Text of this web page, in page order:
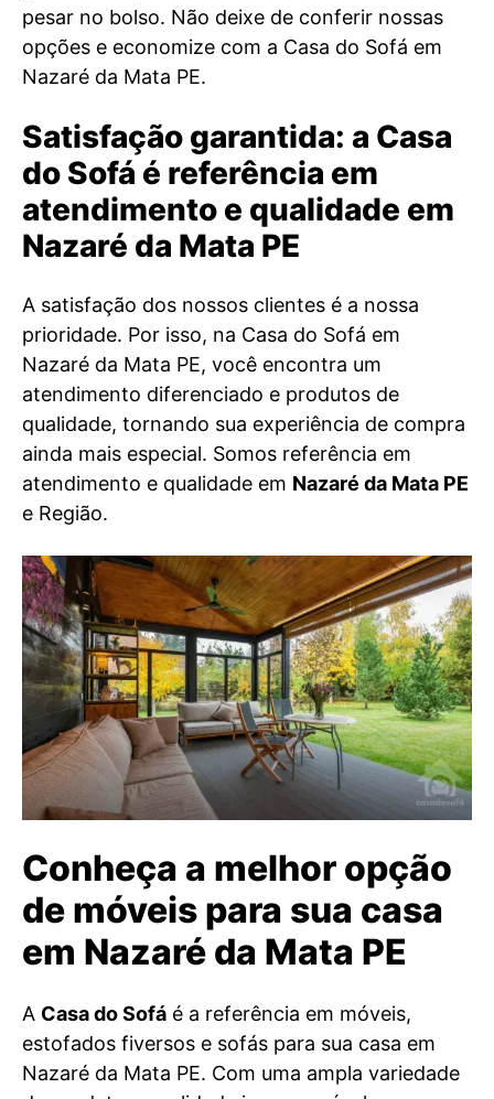
pesar no bolso. Não deixe de conferir nossas
opções e economize com a Casa do Sofá em
Nazaré da Mata PE.
Satisfação garantida: a Casa
do Sofá é referência em
atendimento e qualidade em
Nazaré da Mata PE
A satisfação dos nossos clientes é a nossa
prioridade. Por isso, na Casa do Sofá em
Nazaré da Mata PE, você encontra um
atendimento diferenciado e produtos de
qualidade, tornando sua experiência de compra
ainda mais especial. Somos referência em
atendimento e qualidade em Nazaré da Mata PE
e Região.
Conheça a melhor opção
de móveis para sua casa
em Nazaré da Mata PE
A Casa do Sofá é a referência em móveis,
estofados fiversos e sofás para sua casa em
Nazaré da Mata PE. Com uma ampla variedade